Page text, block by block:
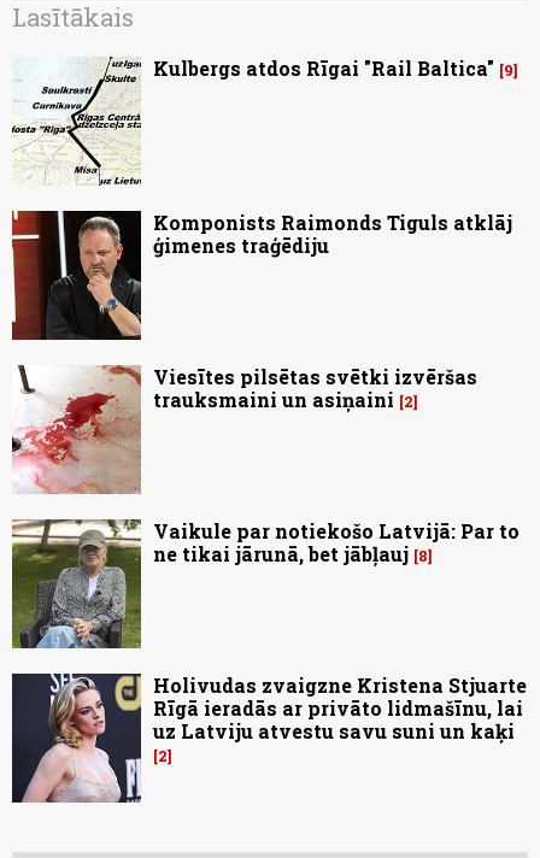
Lasītākais
Kulbergs atdos Rīgai "Rail Baltica" 9
Komponists Raimonds Tiguls atklāj
ģimenes traģēdiju
Viesītes pilsētas svētki izvēršas
trauksmaini un asiņaini
2
Vaikule par notiekošo Latvijā: Par to
ne tikai jārunā, bet jābļauj 8
Holivudas zvaigzne Kristena Stjuarte
Rīgā ieradās ar privāto lidmašīnu, lai
uz Latviju atvestu savu suni un kaķi
2